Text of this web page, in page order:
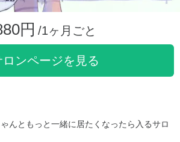
円 /1ヶ月ごと
ロンページを見る
んともっと一緒に居たくなったら入るサロ